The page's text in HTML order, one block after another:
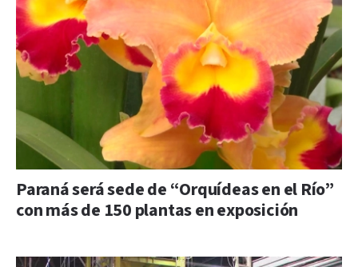
Paraná será sede de “Orquídeas en el Río”
con más de 150 plantas en exposición